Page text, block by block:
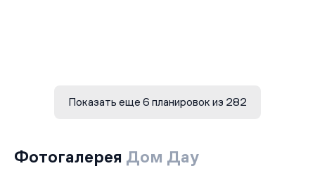
Показать еще 6 планировок из 282
Фотогалерея Дом Дау